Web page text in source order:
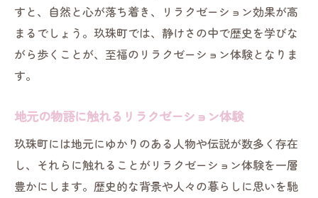
すと、自然と心が落ち着き、リラクゼーション効果が高
まるでしょう。玖珠町では、静けさの中で歴史を学びな
がら歩くことが、至福のリラクゼーション体験となりま
す。
地元の物語に触れるリラクゼーション体験
玖珠町には地元にゆかりのある人物や伝説が数多く存在
し、それらに触れることがリラクゼーション体験を一層
豊かにします。歴史的な背景や人々の暮らしに思いを馳